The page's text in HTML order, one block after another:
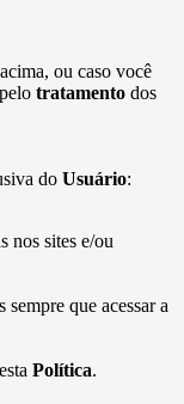
ou caso você
tratamento dos
do Usuário:
nos sites e/ou
que acessar a
Política.